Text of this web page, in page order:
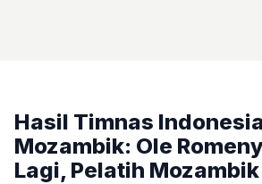
Hasil Timnas
Mozambik: Ole
Lagi, Pelatih